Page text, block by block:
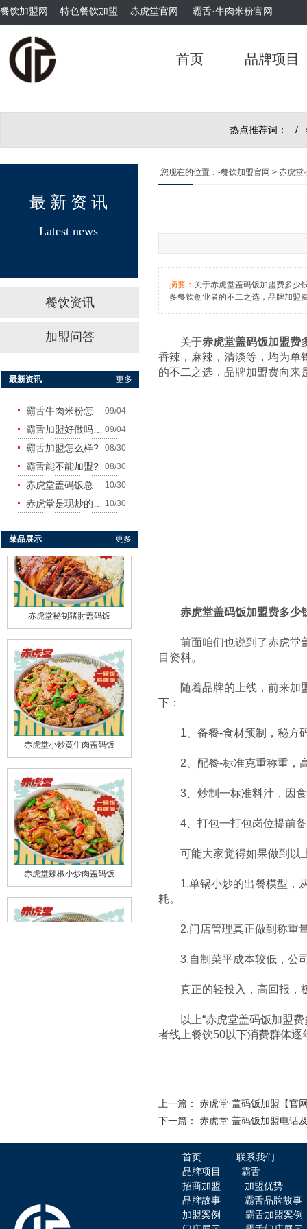
首页 品牌项目
餐饮加盟网 特色餐饮加盟 赤虎堂官网 霸舌·牛肉米粉官网
餐饮资讯
加盟问答
最 新 资 讯
Latest news
热点推荐词： /
摘要： 关于赤虎堂盖码饭加盟费多少
多餐饮创业者的不二之选，品牌加盟
关于赤虎堂盖码饭加盟费
香辣，麻辣，清淡等，均为单
的不二之选，品牌加盟费向来
赤虎堂盖码饭加盟费多少
前面咱们也说到了赤虎堂盖
目资料。
随着品牌的上线，前来加盟
下：
1、备餐-食材预制，秘方码
2、配餐-标准克重称重，高
3、炒制一标准料汁，因食
4、打包一打包岗位提前备
可能大家觉得如果做到以上
1.单锅小炒的出餐模型，从
耗。
2.门店管理真正做到称重量
3.自制菜平成本较低，公司
真正的轻投入，高回报，极
以上“赤虎堂盖码饭加盟费
者线上餐饮50以下消费群体
上一篇： 赤虎堂·盖码饭加盟【官
下一篇： 赤虎堂·盖码饭加盟电话
最新资讯 更多
09/04
09/04
霸舌加盟怎么样? 08/30
霸舌能不能加盟? 08/30
10/30
10/30
菜品展示 更多
霸舌酸菜牛肉米粉
赤虎堂仔姜肉丝盖码饭
您现在的位置： -餐饮加盟官网 > 赤虎堂
首页
联系我们
品牌项目
霸舌
招商加盟
加盟优势
品牌故事
霸舌品牌故事
加盟案例
霸舌加盟案例